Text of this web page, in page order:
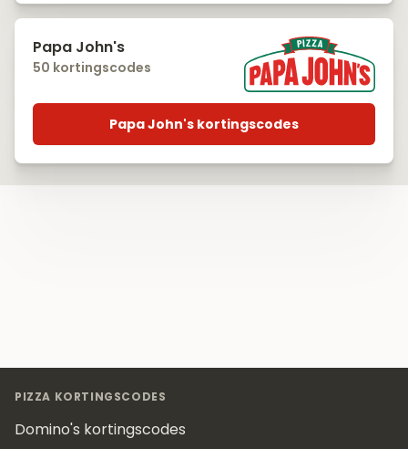
Papa John's
50 kortingscodes
Papa John's kortingscodes
PIZZA KORTINGSCODES
Domino's kortingscodes